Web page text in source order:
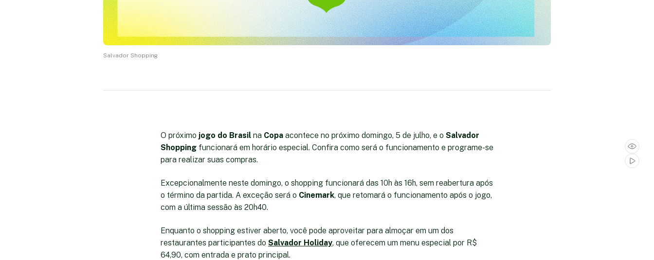
Salvador Shopping
O próximo jogo do Brasil na Copa acontece no próximo domingo, 5 de julho, e o Salvador
Shopping funcionará em horário especial. Confira como será o funcionamento e programe-se
para realizar suas compras.
Excepcionalmente neste domingo, o shopping funcionará das 10h às 16h, sem reabertura após
o término da partida. A exceção será o Cinemark, que retomará o funcionamento após o jogo,
com a última sessão às 20h40.
Enquanto o shopping estiver aberto, você pode aproveitar para almoçar em um dos
restaurantes participantes do Salvador Holiday, que oferecem um menu especial por R$
64,90, com entrada e prato principal.